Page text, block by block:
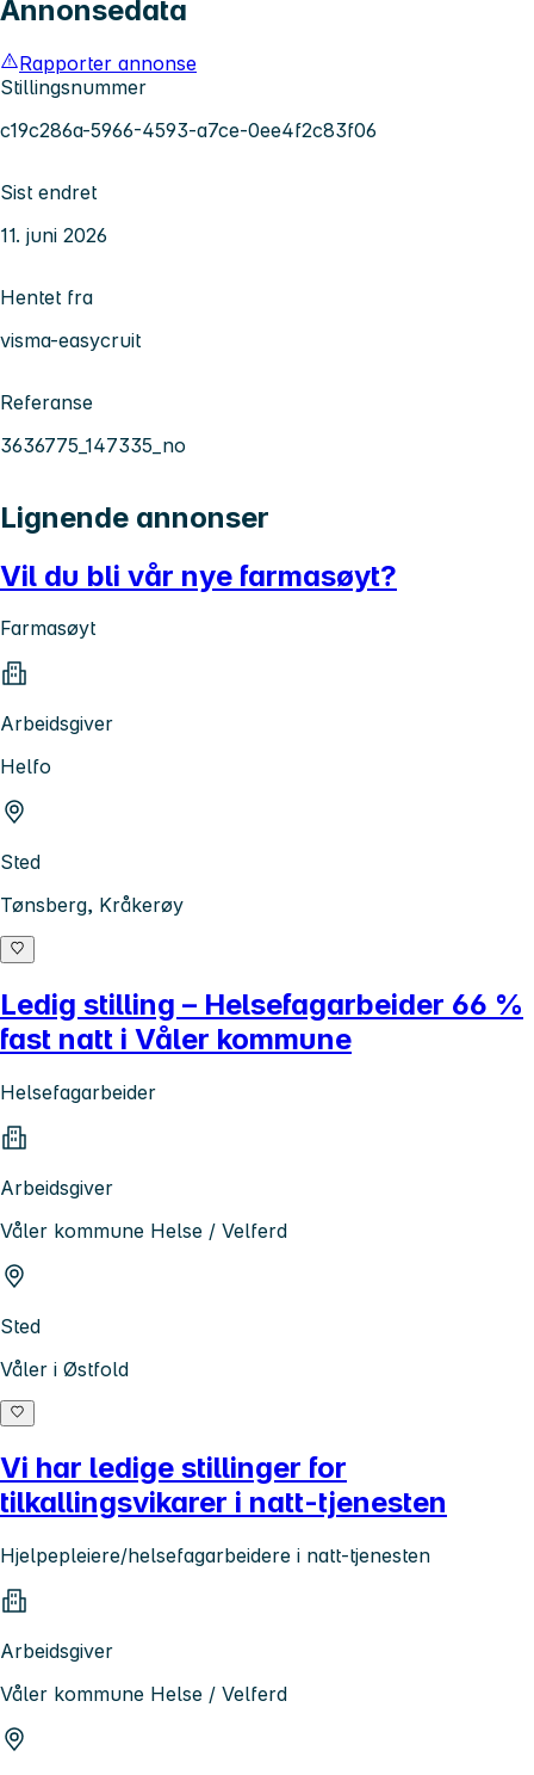
Annonsedata
Rapporter annonse
Stillingsnummer
c19c286a-5966-4593-a7ce-0ee4f2c83f06
Sist endret
11. juni 2026
Hentet fra
visma-easycruit
Referanse
3636775_147335_no
Lignende annonser
Vil du bli vår nye farmasøyt?
Farmasøyt
Arbeidsgiver
Helfo
Sted
Tønsberg, Kråkerøy
Ledig stilling – Helsefagarbeider 66 %
fast natt i Våler kommune
Helsefagarbeider
Arbeidsgiver
Våler kommune Helse / Velferd
Sted
Våler i Østfold
Vi har ledige stillinger for
tilkallingsvikarer i natt-tjenesten
Hjelpepleiere/helsefagarbeidere i natt-tjenesten
Arbeidsgiver
Våler kommune Helse / Velferd